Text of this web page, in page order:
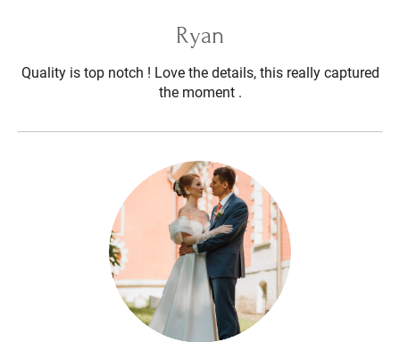
Ryan
Quality is top notch ! Love the details, this really captured
the moment .